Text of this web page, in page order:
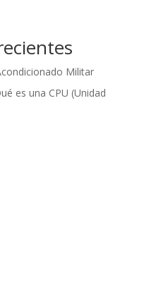
Militar
es una CPU (Unidad